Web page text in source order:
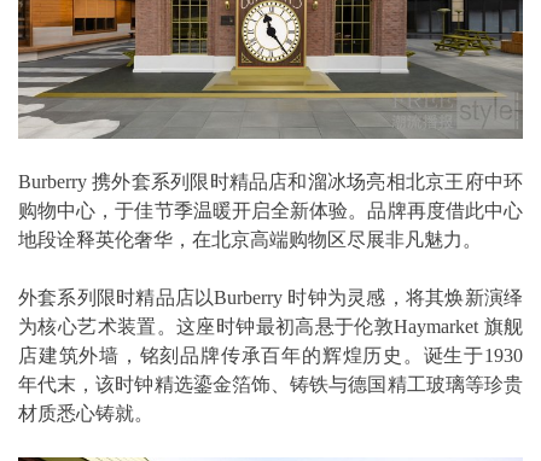
Burberry 携外套系列限时精品店和溜冰场亮相北京王府中环
购物中心，于佳节季温暖开启全新体验。品牌再度借此中心
地段诠释英伦奢华，在北京高端购物区尽展非凡魅力。
外套系列限时精品店以Burberry 时钟为灵感，将其焕新演绎
为核心艺术装置。这座时钟最初高悬于伦敦Haymarket 旗舰
店建筑外墙，铭刻品牌传承百年的辉煌历史。诞生于1930
年代末，该时钟精选鎏金箔饰、铸铁与德国精工玻璃等珍贵
材质悉心铸就。